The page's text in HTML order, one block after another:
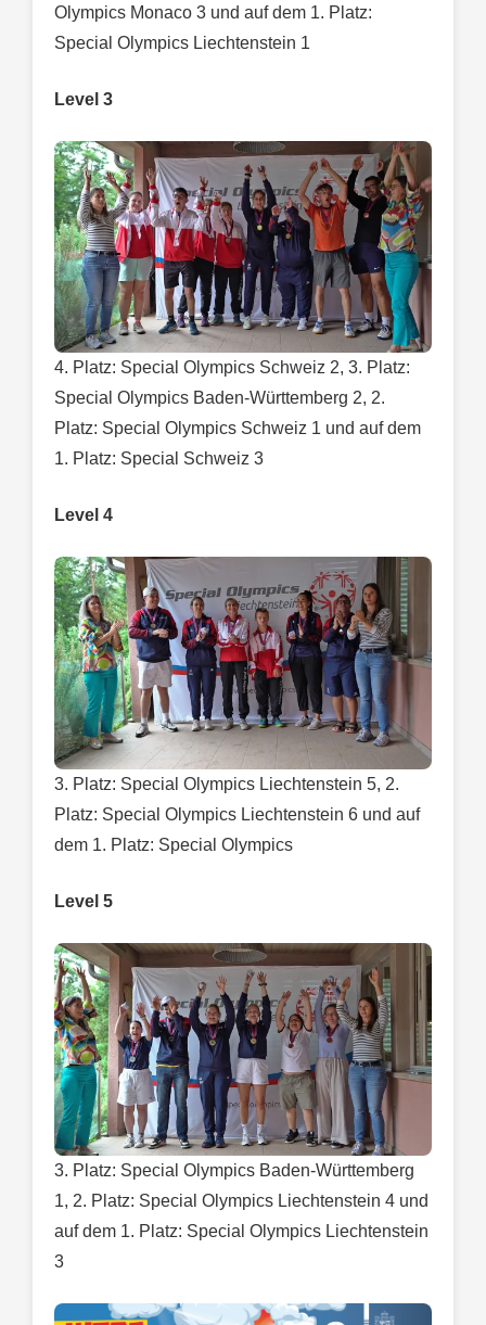
Olympics Monaco 3 und auf dem 1. Platz:
Special Olympics Liechtenstein 1
Level 3
4. Platz: Special Olympics Schweiz 2, 3. Platz:
Special Olympics Baden-Württemberg 2, 2.
Platz: Special Olympics Schweiz 1 und auf dem
1. Platz: Special Schweiz 3
Level 4
3. Platz: Special Olympics Liechtenstein 5, 2.
Platz: Special Olympics Liechtenstein 6 und auf
dem 1. Platz: Special Olympics
Level 5
3. Platz: Special Olympics Baden-Württemberg
1, 2. Platz: Special Olympics Liechtenstein 4 und
auf dem 1. Platz: Special Olympics Liechtenstein
3